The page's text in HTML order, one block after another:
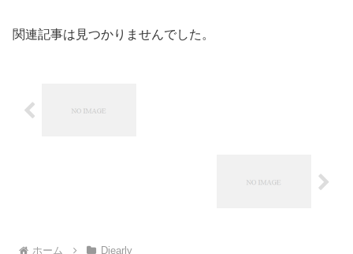
関連記事は見つかりませんでした。
ホーム Diearly